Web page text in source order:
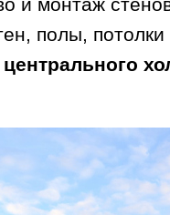
и монтаж
полы,